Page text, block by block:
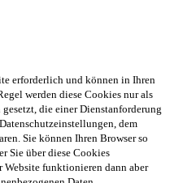
erforderlich und können in Ihren
werden diese Cookies nur als
die einer Dienstanforderung
dem
Sie können Ihren Browser so
Sie über diese Cookies
funktionieren dann aber